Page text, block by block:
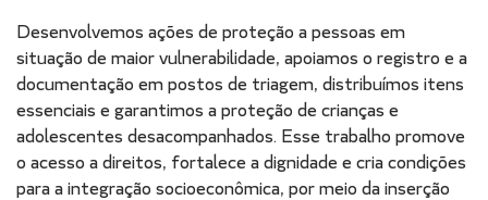
Desenvolvemos ações de proteção a pessoas em
situação de maior vulnerabilidade, apoiamos o registro e a
documentação em postos de triagem, distribuímos itens
essenciais e garantimos a proteção de crianças e
adolescentes desacompanhados. Esse trabalho promove
o acesso a direitos, fortalece a dignidade e cria condições
para a integração socioeconômica, por meio da inserção